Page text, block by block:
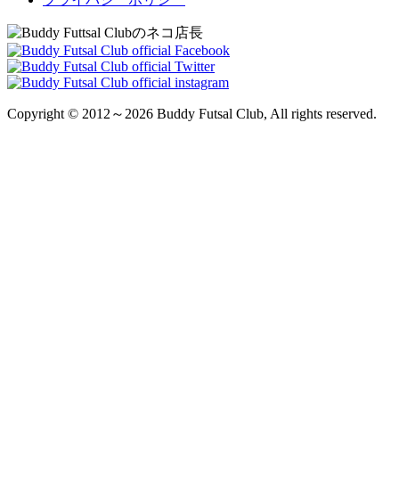
Copyright © 2012～2026 Buddy Futsal Club, All rights reserved.